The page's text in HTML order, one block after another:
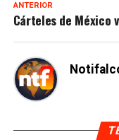
ANTERIOR
Cárteles de México